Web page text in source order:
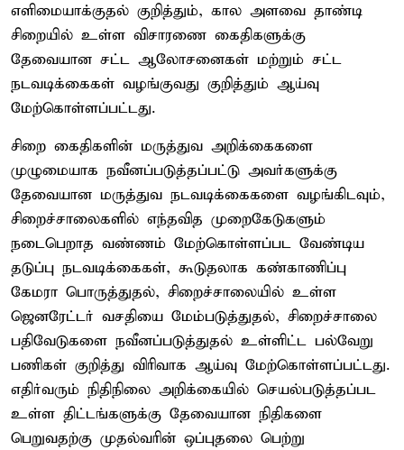
எளிமையாக்குதல் குறித்தும், கால அளவை தாண்டி
சிறையில் உள்ள விசாரணை கைதிகளுக்கு
தேவையான சட்ட ஆலோசனைகள் மற்றும் சட்ட
நடவடிக்கைகள் வழங்குவது குறித்தும் ஆய்வு
மேற்கொள்ளப்பட்டது.
சிறை கைதிகளின் மருத்துவ அறிக்கைகளை
முழுமையாக நவீனப்படுத்தப்பட்டு அவர்களுக்கு
தேவையான மருத்துவ நடவடிக்கைகளை வழங்கிடவும்,
சிறைச்சாலைகளில் எந்தவித முறைகேடுகளும்
நடைபெறாத வண்ணம் மேற்கொள்ளப்பட வேண்டிய
தடுப்பு நடவடிக்கைகள், கூடுதலாக கண்காணிப்பு
கேமரா பொருத்துதல், சிறைச்சாலையில் உள்ள
ஜெனரேட்டர் வசதியை மேம்படுத்துதல், சிறைச்சாலை
பதிவேடுகளை நவீனப்படுத்துதல் உள்ளிட்ட பல்வேறு
பணிகள் குறித்து விரிவாக ஆய்வு மேற்கொள்ளப்பட்டது.
எதிர்வரும் நிதிநிலை அறிக்கையில் செயல்படுத்தப்பட
உள்ள திட்டங்களுக்கு தேவையான நிதிகளை
பெறுவதற்கு முதல்வரின் ஒப்புதலை பெற்று